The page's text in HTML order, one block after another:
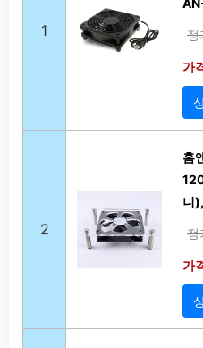
1 정
가
2
홈
니
정
가